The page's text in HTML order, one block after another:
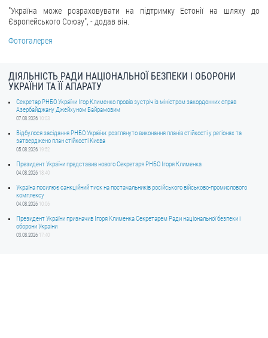
Внутрішній аудит
ДЕРЖАВНИЙ РЕЄСТР САНКЦІЙ
"Україна може розраховувати на підтримку Естонії на шляху до
Європейського Союзу", - додав він.
Фотогалерея
ДІЯЛЬНІСТЬ РАДИ НАЦІОНАЛЬНОЇ БЕЗПЕКИ І ОБОРОНИ
УКРАЇНИ ТА ЇЇ АПАРАТУ
Секретар РНБО України Ігор Клименко провів зустріч із міністром закордонних справ
Азербайджану Джейхуном Байрамовим
07.08.2026 10:03
Відбулося засідання РНБО України: розглянуто виконання планів стійкості у регіонах та
затверджено план стійкості Києва
05.08.2026 19:52
Президент України представив нового Секретаря РНБО Ігоря Клименка
04.08.2026 18:40
Україна посилює санкційний тиск на постачальників російського військово-промислового
комплексу
04.08.2026 10:06
Президент України призначив Ігоря Клименка Секретарем Ради національної безпеки і
оборони України
03.08.2026 17:40